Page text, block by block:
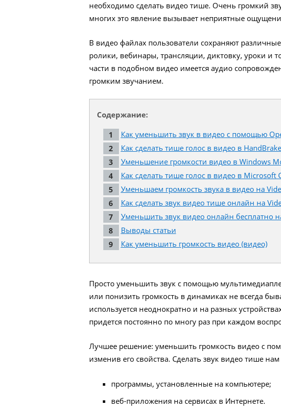
необходимо сделать видео тише. Очень громкий
многих это явление вызывает неприятные
В видео файлах пользователи сохраняют
ролики, вебинары, трансляции, диктовку, уроки и
части в подобном видео имеется аудио
громким звучанием.
Содержание:
Как уменьшить звук в видео с помощью
Как сделать тише голос в видео в HandBrake
Уменьшение громкости видео в Windows
Как сделать тише голос в видео в Microsoft
Уменьшаем громкость звука в видео на
Как сделать звук видео тише онлайн на
Уменьшить звук видео онлайн бесплатно
Выводы статьи
Как уменьшить громкость видео (видео)
Просто уменьшить звук с помощью
или понизить громкость в динамиках не всегда
используется неоднократно и на разных
придется постоянно по многу раз при каждом
Лучшее решение: уменьшить громкость видео с
изменив его свойства. Сделать звук видео тише нам
программы, установленные на компьютере;
веб-приложения на сервисах в Интернете.